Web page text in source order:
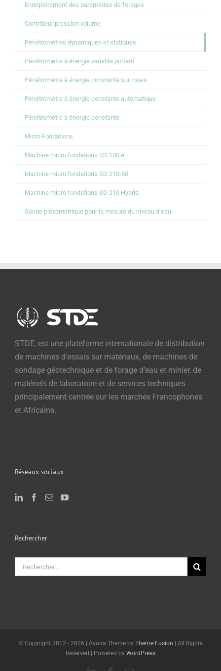
Enregistrement des paramètres de forages
Contrôleur pression volume
Pénétromètres dynamiques et statiques
Pénétromètre à énergie variable portatif
Pénétromètre à énergie constante sur roues
Pénétromètre à énergie constante automatique
Pénétromètre à énergie constante
Micro Fondations
Machine micro fondations SD 100 e
Machine micro fondations SD 210-50
Machine micro fondations SD 210 Hybrid
Sonde piézométrique pour la mesure du niveau d’eau
STDE, est une plateforme internationale de distribution
de machines d’essais sur matériaux, de machines de
sondage géotechnique et de forage d’eau et minier, de
matériels de laboratoire et de services techniques
principalement centrée sur les marchés Francophones
et Africains.
Réseaux sociaux
Rechercher
Rechercher:
© Copyright 2012 - 2026 | Avada Theme by Theme Fusion | All Rights
Reserved | Powered by WordPress